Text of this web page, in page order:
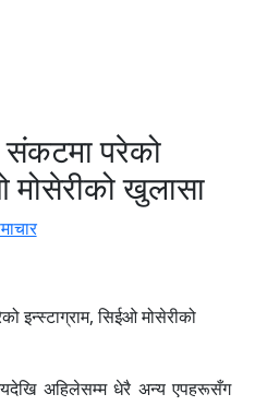
परेको
मोसेरीको खुलासा
अहिलेसम्म धेरै अन्य एपहरूसँग